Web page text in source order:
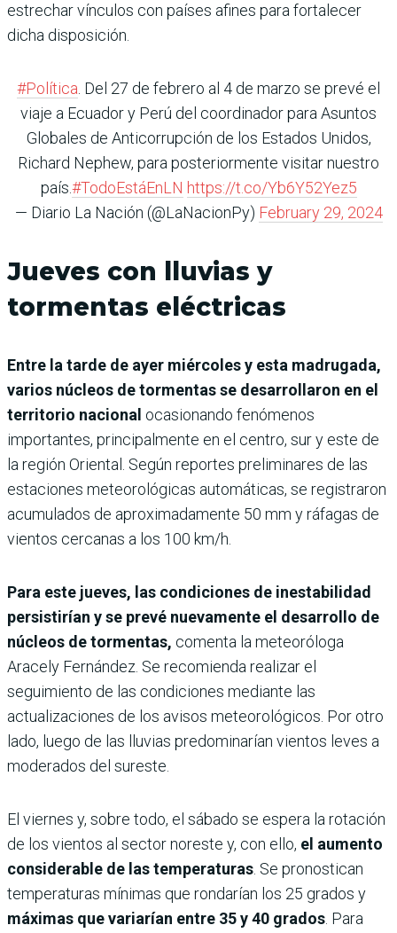
estrechar vínculos con países afines para fortalecer
dicha disposición.
#Política . Del 27 de febrero al 4 de marzo se prevé el
viaje a Ecuador y Perú del coordinador para Asuntos
Globales de Anticorrupción de los Estados Unidos,
Richard Nephew, para posteriormente visitar nuestro
país.#TodoEstáEnLN https://t.co/Yb6Y52Yez5
— Diario La Nación (@LaNacionPy) February 29, 2024
Jueves con lluvias y
tormentas eléctricas
Entre la tarde de ayer miércoles y esta madrugada,
varios núcleos de tormentas se desarrollaron en el
territorio nacional ocasionando fenómenos
importantes, principalmente en el centro, sur y este de
la región Oriental. Según reportes preliminares de las
estaciones meteorológicas automáticas, se registraron
acumulados de aproximadamente 50 mm y ráfagas de
vientos cercanas a los 100 km/h.
Para este jueves, las condiciones de inestabilidad
persistirían y se prevé nuevamente el desarrollo de
núcleos de tormentas, comenta la meteoróloga
Aracely Fernández. Se recomienda realizar el
seguimiento de las condiciones mediante las
actualizaciones de los avisos meteorológicos. Por otro
lado, luego de las lluvias predominarían vientos leves a
moderados del sureste.
El viernes y, sobre todo, el sábado se espera la rotación
de los vientos al sector noreste y, con ello, el aumento
considerable de las temperaturas . Se pronostican
temperaturas mínimas que rondarían los 25 grados y
máximas que variarían entre 35 y 40 grados . Para